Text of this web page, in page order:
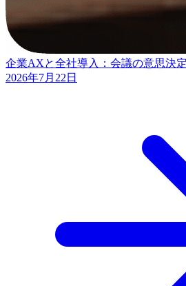
企業AXと全社導入：会議の意思決
2026年7月22日